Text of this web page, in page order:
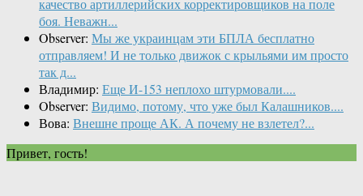
качество артиллерийских корректировщиков на поле
боя. Неважн...
Observer: Мы же украинцам эти БПЛА бесплатно
отправляем! И не только движок с крыльями им просто
так д...
Владимир: Еще И-153 неплохо штурмовали....
Observer: Видимо, потому, что уже был Калашников....
Вова: Внешне проще АК. А почему не взлетел?...
Привет, гость!